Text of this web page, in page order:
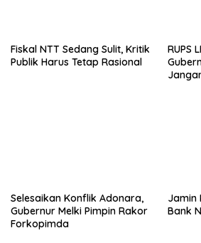
Fiskal NTT Sedang Sulit, Kritik
Publik Harus Tetap Rasional
RUPS
Selesaikan Konflik Adonara,
Gubernur Melki Pimpin Rakor
Forkopimda
Jamin
Bank